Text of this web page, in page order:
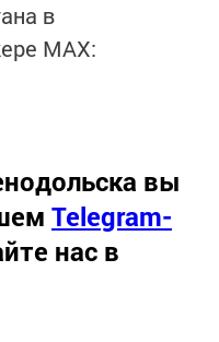
в
MАХ:
вы
Telegram-
нас в